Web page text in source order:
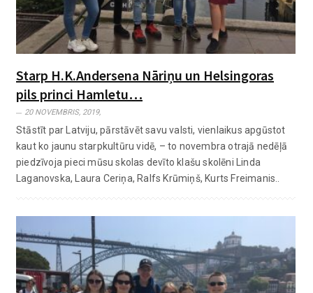
Starp H.K.Andersena Nāriņu un Helsingoras
pils princi Hamletu…
20 NOVEMBRIS, 2019,
Stāstīt par Latviju, pārstāvēt savu valsti, vienlaikus apgūstot
kaut ko jaunu starpkultūru vidē, – to novembra otrajā nedēļā
piedzīvoja pieci mūsu skolas devīto klašu skolēni Linda
Laganovska, Laura Ceriņa, Ralfs Krūmiņš, Kurts Freimanis..